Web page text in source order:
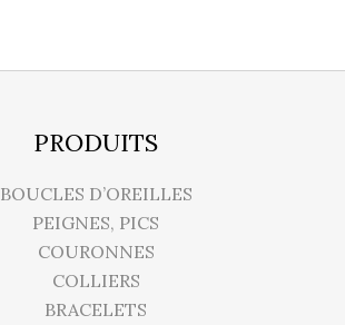
PRODUITS
BOUCLES D’OREILLES
PEIGNES, PICS
COURONNES
COLLIERS
BRACELETS